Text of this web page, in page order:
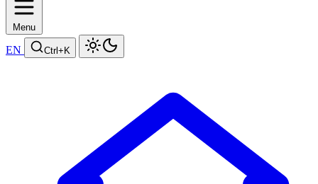
Menu
EN Ctrl +K